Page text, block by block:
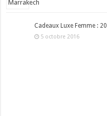
Cadeaux Luxe Femme :
5 octobre 2016